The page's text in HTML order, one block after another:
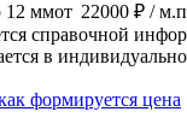
12 ммот 22000 ₽ /
справочной
в
формируется цена